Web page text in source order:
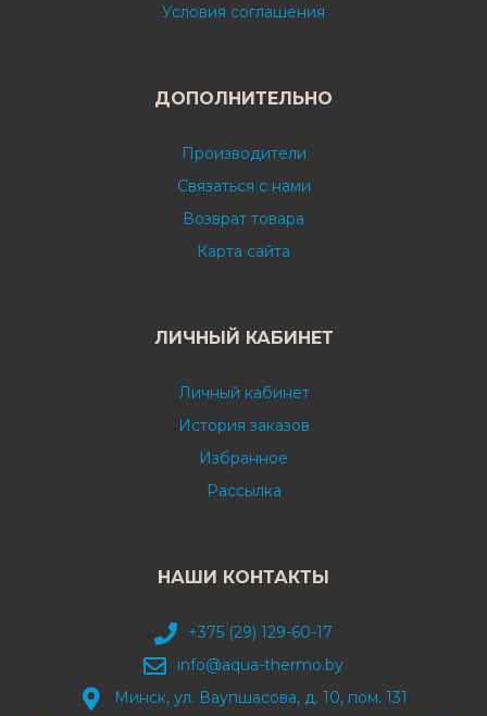
Условия соглашения
ДОПОЛНИТЕЛЬНО
Производители
Связаться с нами
Возврат товара
Карта сайта
ЛИЧНЫЙ КАБИНЕТ
Личный кабинет
История заказов
Избранное
Рассылка
НАШИ КОНТАКТЫ
+375 (29) 129-60-17
info@aqua-thermo.by
Минск, ул. Ваупшасова, д. 10, пом. 131